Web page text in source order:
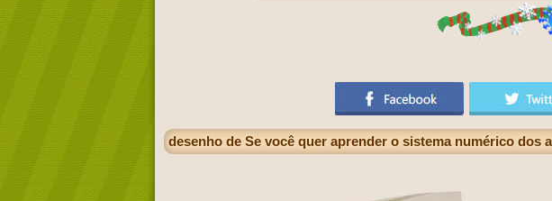
desenho de Se você quer aprender o sistema numérico dos